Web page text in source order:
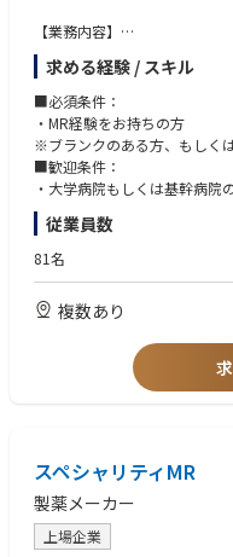
【業務内容】
MR業務全般（新薬投入時の営
■新薬投入時のプロモーション
■既存品の市場拡大
■病院市場攻略 等
各製薬企業の戦略にしたがい
アントとの信頼関係を築いてい
医薬品・医療機器メーカーな
を受託する企業のことです。
CSOのMRとして働きながら
求める経験 / スキル
■必須条件：
・MR経験をお持ちの方
※ブランクのある方、もしく
■歓迎条件：
・大学病院もしくは基幹病院
・バイオ医薬品取り扱い経験者
従業員数
81名
複数あり
スペシャリティMR
製薬メーカー
上場企業